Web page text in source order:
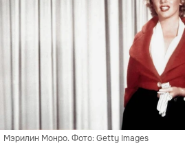
Мэрилин Монро. Фото: Getty Images